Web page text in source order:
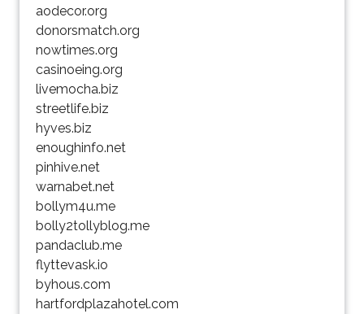
aodecor.org
donorsmatch.org
nowtimes.org
casinoeing.org
livemocha.biz
streetlife.biz
hyves.biz
enoughinfo.net
pinhive.net
warnabet.net
bollym4u.me
bolly2tollyblog.me
pandaclub.me
flyttevask.io
byhous.com
hartfordplazahotel.com